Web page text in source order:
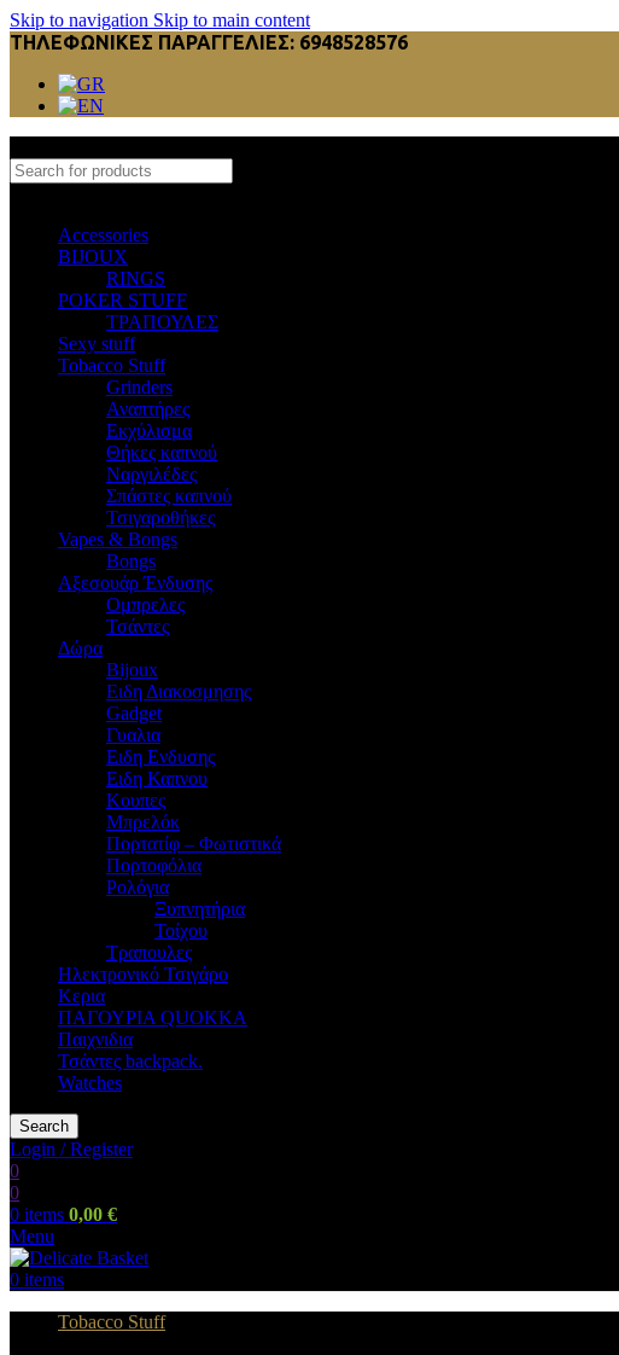
Skip to navigation Skip to main content
ΤΗΛΕΦΩΝΙΚΕΣ ΠΑΡΑΓΓΕΛΙΕΣ: 6948528576
Accessories
BIJOUX
RINGS
POKER STUFF
ΤΡΑΠΟΥΛΕΣ
Sexy stuff
Tobacco Stuff
Grinders
Αναπτήρες
Εκχύλισμα
Θήκες καπνού
Ναργιλέδες
Σπάστες καπνού
Τσιγαροθήκες
Vapes & Bongs
Bongs
Αξεσουάρ Ένδυσης
Oμπρελες
Τσάντες
Δώρα
Bijoux
Eιδη Διακοσμησης
Gadget
Γυαλια
Ειδη Ενδυσης
Ειδη Καπνου
Κουπες
Μπρελόκ
Πορτατίφ – Φωτιστικά
Πορτοφόλια
Ρολόγια
Ξυπνητήρια
Τοίχου
Τραπουλες
Ηλεκτρονικό Τσιγάρο
Κερια
ΠΑΓΟΥΡΙΑ QUOKKA
Παιχνιδια
Τσάντες backpack.
Watches
Search
Login / Register
0
0
0 items 0,00 €
Menu
0 items
Tobacco Stuff